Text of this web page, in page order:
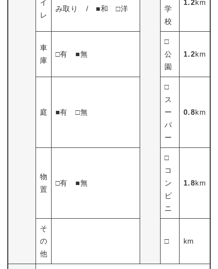
イ
レ
み取り / ■和 □洋
学
校
1.2km
車
庫
□有 ■無
□
公
園
1.2km
庭 ■有 □無
□
ス
ー
パ
ー
0.8km
物
置
□有 ■無
□
コ
ン
ビ
ニ
1.8km
そ
の
他
□ km